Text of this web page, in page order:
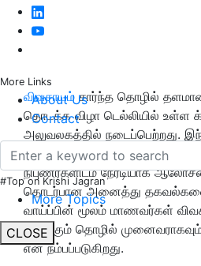
More Links
About Us
Contact
#Top on Krishi Jagran
More Topics
CLOSE
விவசாயம் சார்ந்த தொழில்
தொடக்க விழா டெல்லியில் உள்ள
அலுவலகத்தில் நடைப்பெற்றது.
மாணவர்களும் விவசாயத் துறை
நிபுணர்களிடம் நேரடியாக
தொடர்பான அனைத்து
வாய்ப்பின் மூலம் மாணவர்கள்
இயங்கும் தொழில் முனைவராகவும்
என நம்பப்படுகிறது.